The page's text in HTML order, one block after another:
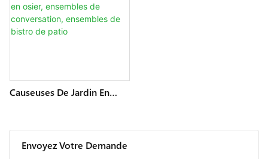
Envoyez Votre Demande
Causeuses De Jardin En
Conversation, Ensembles